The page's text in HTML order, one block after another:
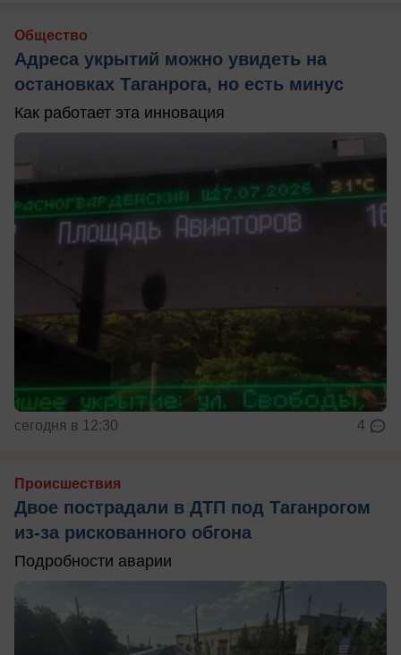
Общество
Адреса укрытий можно увидеть на
остановках Таганрога, но есть минус
Как работает эта инновация
сегодня в 12:30 4
Происшествия
Двое пострадали в ДТП под Таганрогом
из-за рискованного обгона
Подробности аварии